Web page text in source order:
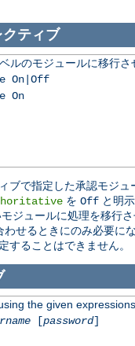
クティブ
ルのモジュールに移行さ
On|Off
On
ブで指定した承認モジ
を Off と明
ジュールに処理を移行
わせるときにのみ必要に
することはできません。
the given
[password]